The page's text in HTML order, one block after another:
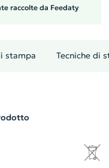
raccolte da Feedaty
stampa Tecniche di